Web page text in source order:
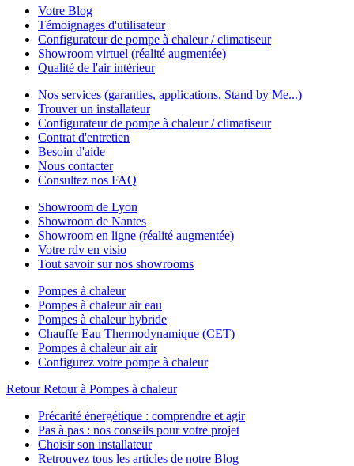
Votre Blog
Témoignages d'utilisateur
Configurateur de pompe à chaleur / climatiseur
Showroom virtuel (réalité augmentée)
Qualité de l'air intérieur
Nos services (garanties, applications, Stand by Me...)
Trouver un installateur
Configurateur de pompe à chaleur / climatiseur
Contrat d'entretien
Besoin d'aide
Nous contacter
Consultez nos FAQ
Showroom de Lyon
Showroom de Nantes
Showroom en ligne (réalité augmentée)
Votre rdv en visio
Tout savoir sur nos showrooms
Pompes à chaleur
Pompes à chaleur air eau
Pompes à chaleur hybride
Chauffe Eau Thermodynamique (CET)
Pompes à chaleur air air
Configurez votre pompe à chaleur
Retour Retour à Pompes à chaleur
Précarité énergétique : comprendre et agir
Pas à pas : nos conseils pour votre projet
Choisir son installateur
Retrouvez tous les articles de notre Blog